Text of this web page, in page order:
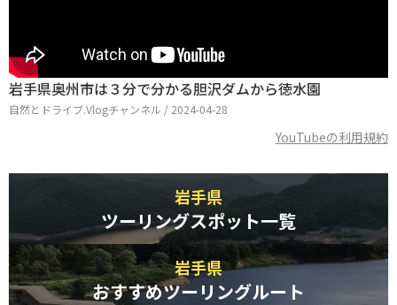
岩手県奥州市は３分で分かる胆沢ダムから徳水園
自然とドライブ.Vlogチャンネル / 2024-04-28
YouTubeの利用規約
岩手県
ツーリングスポット一覧
岩手県
おすすめツーリングルート